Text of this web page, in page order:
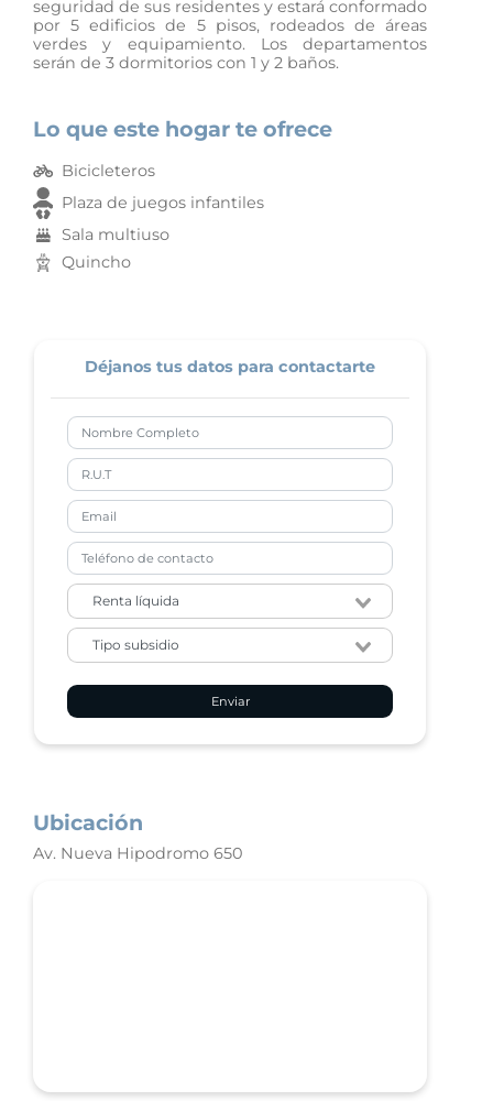
seguridad de sus residentes y estará conformado
por 5 edificios de 5 pisos, rodeados de áreas
verdes y equipamiento. Los departamentos
serán de 3 dormitorios con 1 y 2 baños.
Lo que este hogar te ofrece
Bicicleteros
Plaza de juegos infantiles
Sala multiuso
Quincho
Déjanos tus datos para contactarte
Enviar
Ubicación
Av. Nueva Hipodromo 650